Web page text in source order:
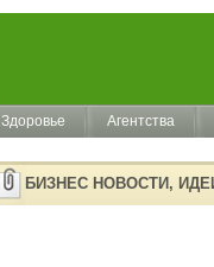
Здоровье Агентства
БИЗНЕС НОВОСТИ,